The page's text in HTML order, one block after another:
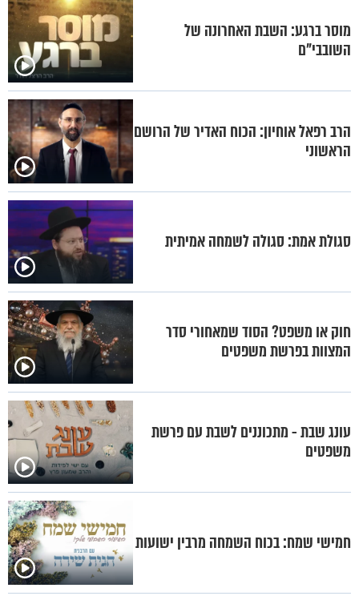
מוסר ברגע: השבת האחרונה של
השובבי"ם
הרב רפאל אוחיון: הכוח האדיר של הרושם
הראשוני
סגולת אמת: סגולה לשמחה אמיתית
חוק או משפט? הסוד שמאחורי סדר
המצוות בפרשת משפטים
עונג שבת - מתכוננים לשבת עם פרשת
משפטים
חמישי שמח: בכוח השמחה מרבין ישועות